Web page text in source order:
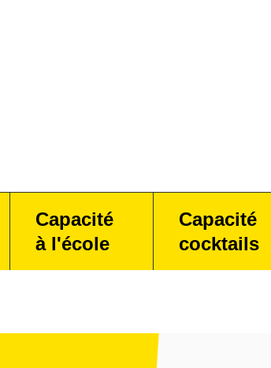
Capacité
à l'école
Capacité
cocktails